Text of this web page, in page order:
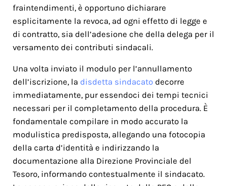
fraintendimenti, è opportuno dichiarare
esplicitamente la revoca, ad ogni effetto di legge e
di contratto, sia dell’adesione che della delega per il
versamento dei contributi sindacali.
Una volta inviato il modulo per l’annullamento
dell’iscrizione, la disdetta sindacatodecorre
immediatamente, pur essendoci dei tempi tecnici
necessari per il completamento della procedura. È
fondamentale compilare in modo accurato la
modulistica predisposta, allegando una fotocopia
della carta d’identità e indirizzando la
documentazione alla Direzione Provinciale del
Tesoro, informando contestualmente il sindacato.